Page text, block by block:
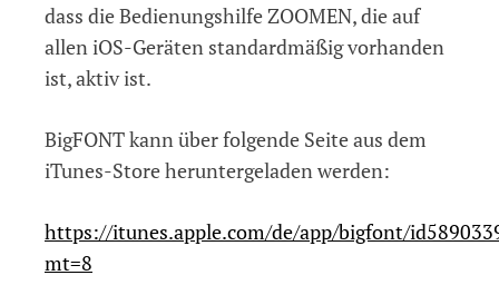
dass die Bedienungshilfe ZOOMEN, die auf
allen iOS-Geräten standardmäßig vorhanden
ist, aktiv ist.
BigFONT kann über folgende Seite aus dem
iTunes-Store heruntergeladen werden:
https://itunes.apple.com/de/app/bigfont/
mt=8